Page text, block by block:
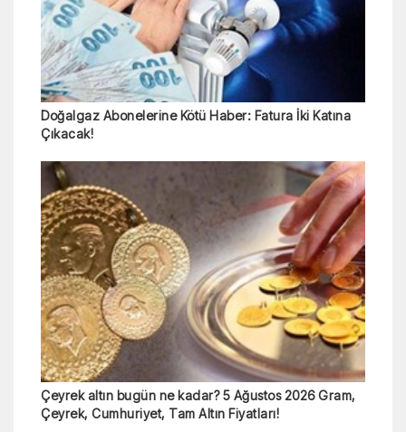
Doğalgaz Abonelerine Kötü Haber: Fatura İki Katına
Çıkacak!
Çeyrek altın bugün ne kadar? 5 Ağustos 2026 Gram,
Çeyrek, Cumhuriyet, Tam Altın Fiyatları!